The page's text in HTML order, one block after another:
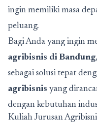
ingin memiliki masa
peluang.
Bagi Anda yang ingin
agribisnis di Bandung
sebagai solusi tepat
agribisnis yang
dengan kebutuhan
Kuliah Jurusan